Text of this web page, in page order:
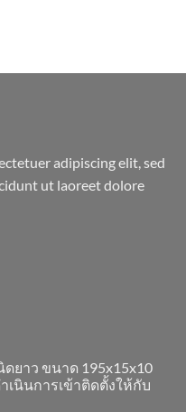
adipiscing elit, sed
ut laoreet dolore
ยาว ขนาด 195x15x10
เนินการเข้าติดตั้ง​ให้กับ